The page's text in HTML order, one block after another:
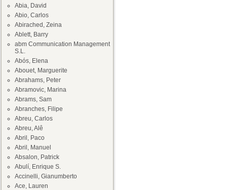
Abia, David
Abio, Carlos
Abirached, Zeina
Ablett, Barry
abm Communication Management
S.L.
Abós, Elena
Abouet, Marguerite
Abrahams, Peter
Abramovic, Marina
Abrams, Sam
Abranches, Filipe
Abreu, Carlos
Abreu, Alê
Abril, Paco
Abril, Manuel
Absalon, Patrick
Abulí, Enrique S.
Accinelli, Gianumberto
Ace, Lauren